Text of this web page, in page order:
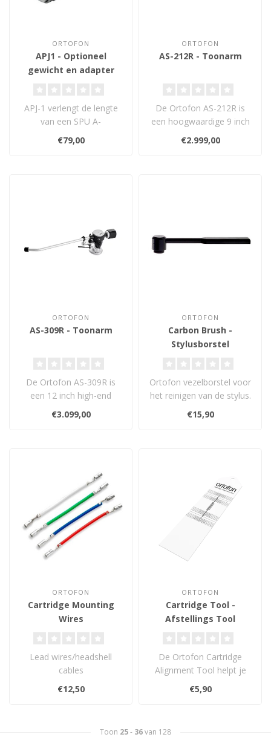
ORTOFON
APJ1 - Optioneel
gewicht en adapter
APJ-1 verlengt de lengte
van een SPU A-
schaalmodel tot de lengte
van een standaa..
€79,00
ORTOFON
AS-212R - Toonarm
De Ortofon AS-212R is
een hoogwaardige 9 inch
toonarm, met handmatige
afstelling..
€2.999,00
ORTOFON
AS-309R - Toonarm
De Ortofon AS-309R is
een 12 inch high-end
toonarm met volledige
precisieafstell..
€3.099,00
ORTOFON
Carbon Brush -
Stylusborstel
Ortofon vezelborstel voor
het reinigen van de stylus.
Gebruik voor het reinigen
€15,90
ORTOFON
Cartridge Mounting
Wires
Lead wires/headshell
cables
bekabeling
€12,50
ORTOFON
Cartridge Tool -
Afstellings Tool
De Ortofon Cartridge
Alignment Tool helpt je
je element ..
€5,90
Toon 25- 36van 128